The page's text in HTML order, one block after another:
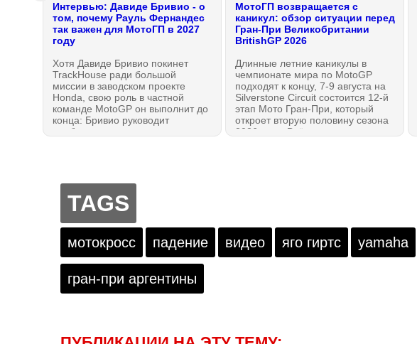
Интервью: Давиде Бривио - о
том, почему Рауль Фернандес
так важен для МотоГП в 2027
году
Хотя Давиде Бривио покинет
TrackHouse ради большой
миссии в заводском проекте
Honda, свою роль в частной
команде MotoGP он выполнит до
конца: Бривио руководит
подбором кадров для
Новейшую эру Мото Гран-При.
МотоГП возвращается с
каникул: обзор ситуации перед
Гран-При Великобритании
BritishGP 2026
Длинные летние каникулы в
чемпионате мира по MotoGP
подходят к концу, 7-9 августа на
Silverstone Circuit состоится 12-й
этап Мото Гран-При, который
откроет вторую половину сезона
2026 года. Всё, что нужно знать,
TAGS
мотокросс падение видео яго гиртс yamaha
гран-при аргентины